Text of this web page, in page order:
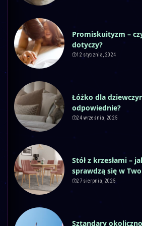
Promiskuityzm –
dotyczy?
12 stycznia, 2024
Łóżko dla
odpowiednie?
24 września, 2025
Stół z krzesłami –
sprawdzą się w
27 sierpnia, 2025
Sztandary